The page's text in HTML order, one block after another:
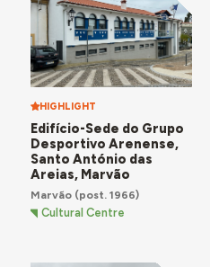
HIGHLIGHT
Edifício-Sede do Grupo
Desportivo Arenense,
Santo António das
Areias, Marvão
Marvão(post. 1966)
Cultural Centre